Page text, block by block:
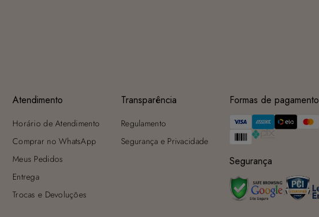
Atendimento
Horário de Atendimento
Comprar no WhatsApp
Meus Pedidos
Entrega
Trocas e Devoluções
Transparência
Regulamento
Segurança e Privacidade
Formas de pagamento
Segurança